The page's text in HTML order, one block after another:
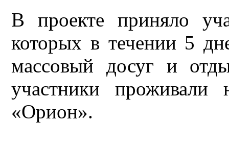
В проекте приняло
которых в течении 5
массовый досуг и
участники проживали
«Орион».